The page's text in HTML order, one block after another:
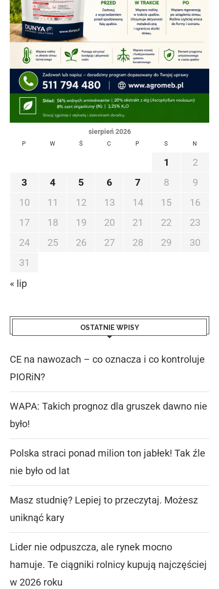
sierpień 2026
P W Ś C P S N
1
2
3
4 5 6 7 8
9
10
11 12 13 14 15
16
17
18 19 20 21 22
23
24
25 26 27 28 29
30
31
« lip
OSTATNIE WPISY
CE na nawozach – co oznacza i co kontroluje
PIORiN?
WAPA: Takich prognoz dla gruszek dawno nie
było!
Polska straci ponad milion ton jabłek! Tak źle
nie było od lat
Masz studnię? Lepiej to przeczytaj. Możesz
uniknąć kary
Lider nie odpuszcza, ale rynek mocno
hamuje. Te ciągniki rolnicy kupują najczęściej
w 2026 roku